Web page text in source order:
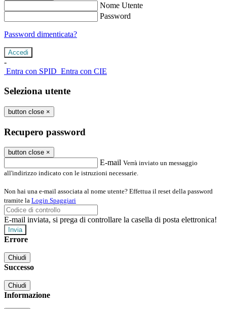
Nome Utente
Password
Password dimenticata?
-
Entra con SPID Entra con CIE
Seleziona utente
button close ×
Recupero password
button close ×
E-mail Verrà inviato un messaggio
all'indirizzo indicato con le istruzioni necessarie.
Non hai una e-mail associata al nome utente? Effettua il reset della password
tramite la Login Spaggiari
E-mail inviata, si prega di controllare la casella di posta elettronica!
Errore
Chiudi
Successo
Chiudi
Informazione